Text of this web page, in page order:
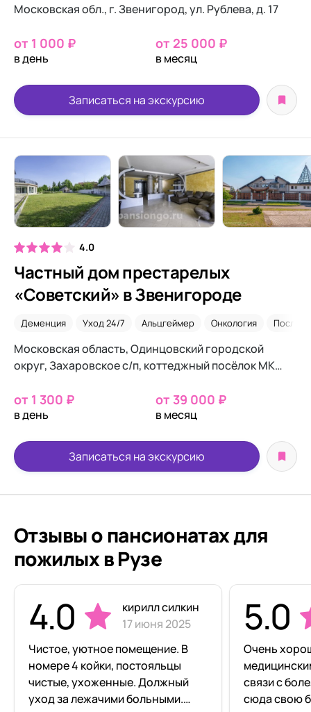
Московская обл., г. Звенигород, ул. Рублева, д. 17
от 1 000 ₽
в день
от 25 000 ₽
в месяц
Записаться на экскурсию
4.0
Частный дом престарелых
«Советский» в Звенигороде
Деменция Уход 24/7 Альцгеймер Онкология После
Московская область, Одинцовский городской
округ, Захаровское с/п, коттеджный посёлок МК
от 1 300 ₽
в день
от 39 000 ₽
в месяц
Записаться на экскурсию
Отзывы о пансионатах для
пожилых в Рузе
4.0
кирилл силкин
17 июня 2025
Чистое, уютное помещение. В
номере 4 койки, постояльцы
чистые, ухоженные. Должный
уход за лежачими больными.
5.0
Очень
связи с
сюда свою